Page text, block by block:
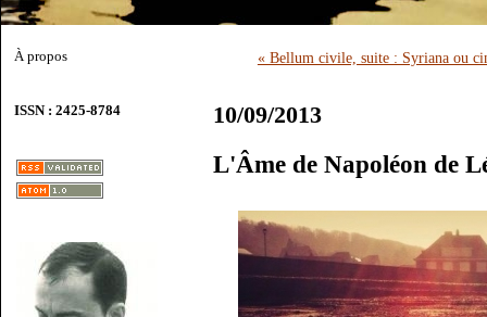
À propos
ISSN : 2425-8784
« Bellum civile, suite : Syriana ou
10/09/2013
L'Âme de Napoléon de